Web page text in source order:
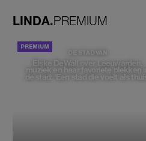
LINDA.PREMIUM
DE STAD VAN
Elske DeWall over Leeuwarden,
muziek en haar favoriete plekken in
de stad: 'Een stad die voelt als thuis'